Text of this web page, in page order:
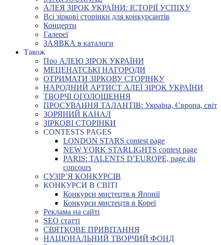
АЛЕЯ ЗІРОК УКРАЇНИ: ІСТОРІЇ УСПІХУ
Всі зіркові сторінки для конкурсантів
Концерти
Галереї
ЗАЯВКА в каталоги
Також
Про АЛЕЮ ЗІРОК УКРАЇНИ
МЕЦЕНАТСЬКІ НАГОРОДИ
ОТРИМАТИ ЗІРКОВУ СТОРІНКУ
НАРОДНИЙ АРТИСТ АЛЕЇ ЗІРОК УКРАЇНИ
ТВОРЧІ ОГОЛОШЕННЯ
ПРОСУВАННЯ ТАЛАНТІВ: Україна, Європа, світ
ЗОРЯНИЙ КАНАЛ
ЗІРКОВІ СТОРІНКИ
CONTESTS PAGES
LONDON STARS contest page
NEW YORK STARLIGHTS contest page
PARIS: TALENTS D’EUROPE, page du
concours
СУЗІР’Я КОНКУРСІВ
КОНКУРСИ В СВІТІ
Конкурси мистецтв в Японії
Конкурси мистецтв в Кореї
Реклама на сайті
SEO статті
СВЯТКОВЕ ПРИВІТАННЯ
НАЦІОНАЛЬНИЙ ТВОРЧИЙ ФОНД